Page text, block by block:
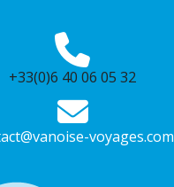
+33(0)6 40 06 05 32
voyages.com